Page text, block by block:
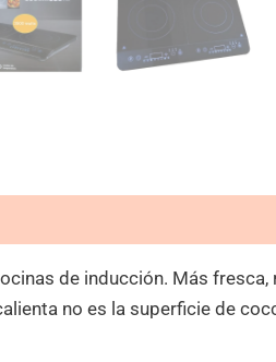
de inducción. Más
no es la superficie de